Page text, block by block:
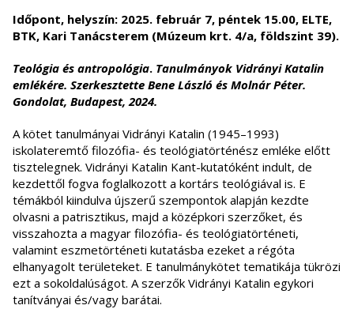
Időpont, helyszín: 2025. február 7, péntek 15.00, ELTE,
BTK, Kari Tanácsterem (Múzeum krt. 4/a, földszint 39).
Teológia és antropológia. Tanulmányok Vidrányi Katalin
emlékére. Szerkesztette Bene László és Molnár Péter.
Gondolat, Budapest, 2024.
A kötet tanulmányai Vidrányi Katalin (1945–1993)
iskolateremtő filozófia- és teológiatörténész emléke előtt
tisztelegnek. Vidrányi Katalin Kant-kutatóként indult, de
kezdettől fogva foglalkozott a kortárs teológiával is. E
témákból kiindulva újszerű szempontok alapján kezdte
olvasni a patrisztikus, majd a középkori szerzőket, és
visszahozta a magyar filozófia- és teológiatörténeti,
valamint eszmetörténeti kutatásba ezeket a régóta
elhanyagolt területeket. E tanulmánykötet tematikája tükrözi
ezt a sokoldalúságot. A szerzők Vidrányi Katalin egykori
tanítványai és/vagy barátai.